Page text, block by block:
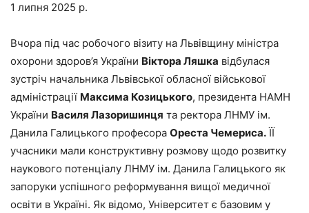
1 липня 2025 р.
Вчора під час робочого візиту на Львівщину міністра
охорони здоров’я України Віктора Ляшка відбулася
зустріч начальника Львівської обласної військової
адміністрації Максима Козицького, президента НАМН
України Василя Лазоришинця та ректора ЛНМУ ім.
Данила Галицького професора Ореста Чемериса. ЇЇ
учасники мали конструктивну розмову щодо розвитку
наукового потенціалу ЛНМУ ім. Данила Галицького як
запоруки успішного реформування вищої медичної
освіти в Україні. Як відомо, Університет є базовим у